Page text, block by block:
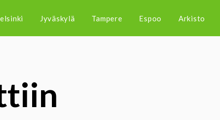
Jyväskylä Tampere Espoo Arkisto